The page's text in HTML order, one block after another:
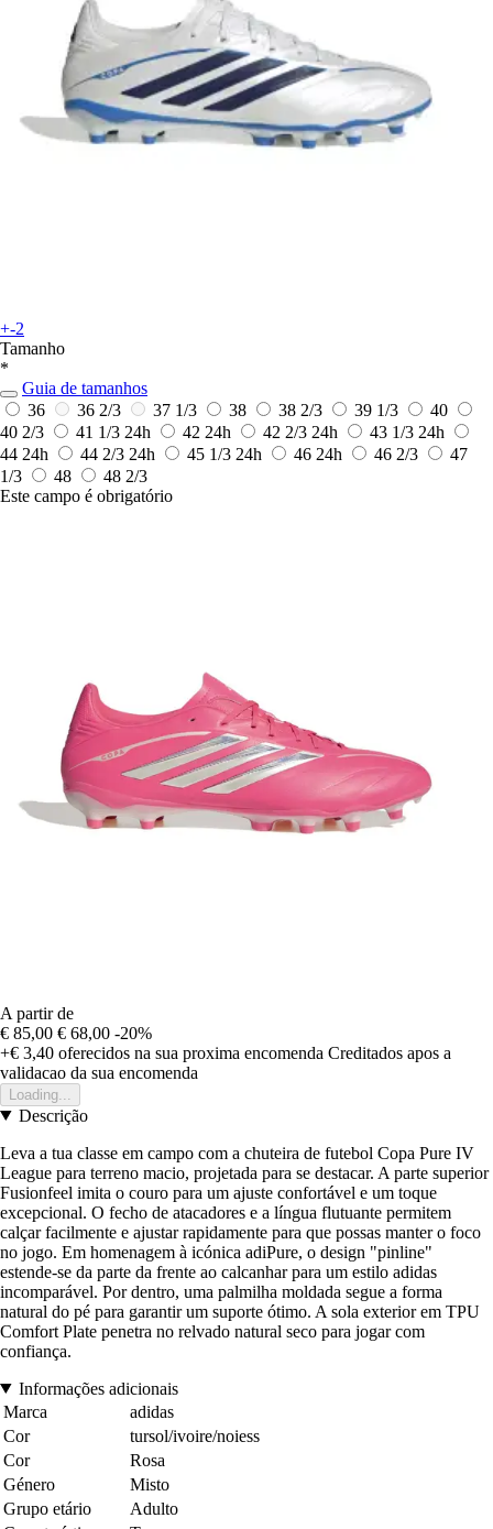
+-2
Tamanho
*
Guia de tamanhos
36
36 2/3 37 1/3 38 38 2/3 39 1/3
40
40 2/3
41 1/3 24h 42 24h 42 2/3 24h 43 1/3 24h
44 24h 44 2/3 24h 45 1/3 24h 46 24h 46 2/3
47
1/3
48
48 2/3
Este campo é obrigatório
A partir de
€ 85,00 € 68,00 -20%
+€ 3,40 oferecidos na sua proxima encomenda Creditados apos a
validacao da sua encomenda
Loading...
Descrição
Leva a tua classe em campo com a chuteira de futebol Copa Pure IV
League para terreno macio, projetada para se destacar. A parte superior
Fusionfeel imita o couro para um ajuste confortável e um toque
excepcional. O fecho de atacadores e a língua flutuante permitem
calçar facilmente e ajustar rapidamente para que possas manter o foco
no jogo. Em homenagem à icónica adiPure, o design "pinline"
estende-se da parte da frente ao calcanhar para um estilo adidas
incomparável. Por dentro, uma palmilha moldada segue a forma
natural do pé para garantir um suporte ótimo. A sola exterior em TPU
Comfort Plate penetra no relvado natural seco para jogar com
confiança.
Informações adicionais
Marca
adidas
Cor
tursol/ivoire/noiess
Cor
Rosa
Género
Misto
Grupo etário
Adulto